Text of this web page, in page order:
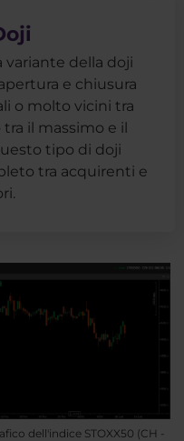
variante della doji
e chiusura
o molto vicini tra
il massimo e il
tipo di doji
tra acquirenti e
dell'indice STOXX50 (CH -